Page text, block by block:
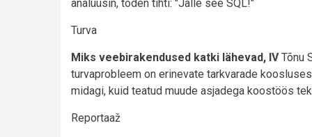
analüüsin, tõden tihti: "Jälle see SQL!"
Turva
Miks veebirakendused katki lähevad, IVTõnu
turvaprobleem on erinevate tarkvarade
midagi, kuid teatud muude asjadega koostöös
Reportaaž